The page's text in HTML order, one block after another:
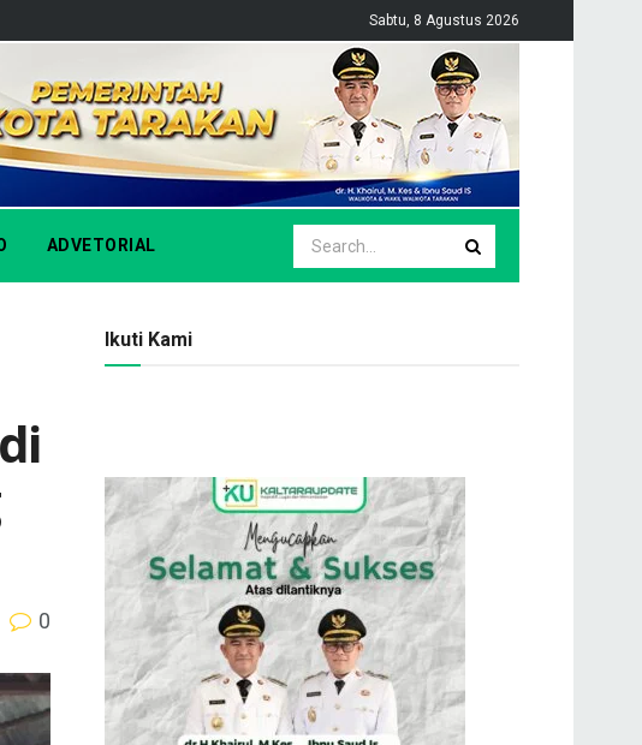
Sabtu, 8 Agustus 2026
ADVETORIAL
0
Ikuti Kami